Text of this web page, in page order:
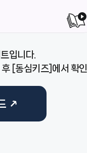
입니다.
[동심키즈]에서 확인
↗